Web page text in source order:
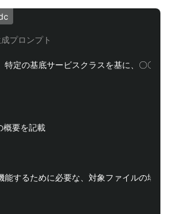
プロンプト
要を記載